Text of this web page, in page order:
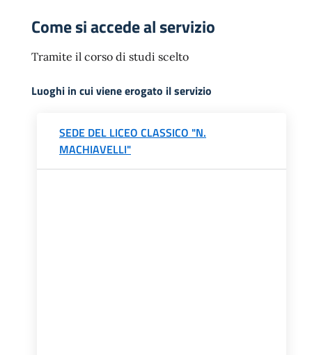
Come si accede al servizio
Tramite il corso di studi scelto
Luoghi in cui viene erogato il servizio
SEDE DEL LICEO CLASSICO "N.
MACHIAVELLI"